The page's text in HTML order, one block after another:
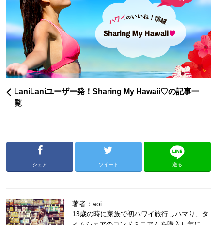
LaniLaniユーザー発！Sharing My Hawaii♡の記事一
覧
シェア ツイート 送る
著者：aoi
13歳の時に家族で初ハワイ旅行しハマり、タ